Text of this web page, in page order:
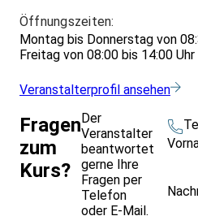
Öffnungszeiten:
Montag bis Donnerstag von
Freitag von 08:00 bis 14:00 Uhr
Veranstalterprofil ansehen
Fragen
zum
Kurs?
Der
Veranstalter
beantwortet
gerne Ihre
Fragen per
Telefon
oder E-Mail.